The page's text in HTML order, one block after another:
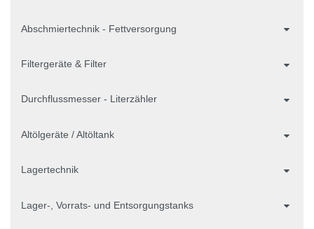
Abschmiertechnik - Fettversorgung
Filtergeräte & Filter
Durchflussmesser - Literzähler
Altölgeräte / Altöltank
Lagertechnik
Lager-, Vorrats- und Entsorgungstanks